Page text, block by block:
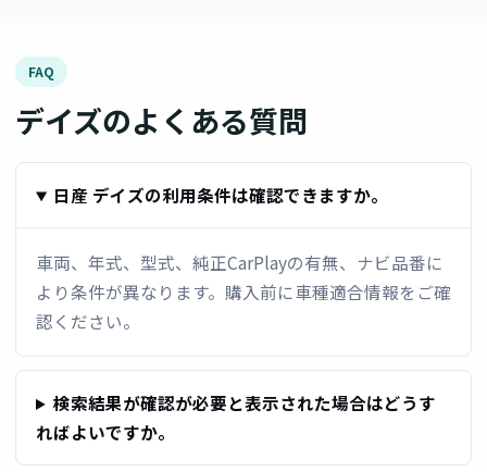
FAQ
デイズのよくある質問
日産 デイズの利用条件は確認できますか。
車両、年式、型式、純正CarPlayの有無、ナビ品番に
より条件が異なります。購入前に車種適合情報をご確
認ください。
検索結果が確認が必要と表示された場合はどうす
ればよいですか。